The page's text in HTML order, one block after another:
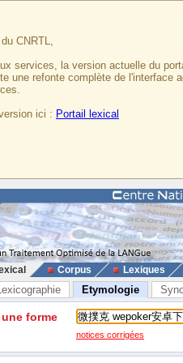
CNRTL,
services, la version actuelle du
une refonte complète de l'interface
ici : Portail lexical
Corpus Lexiques
Etymologie
une forme
notices corrigées